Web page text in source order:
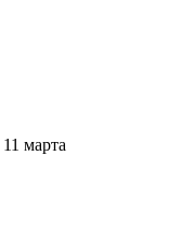
11 марта